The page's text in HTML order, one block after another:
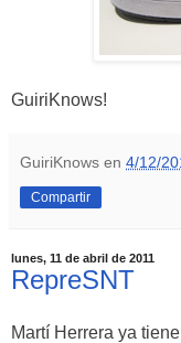
GuiriKnows!
GuiriKnows en 4/12/
Compartir
lunes, 11 de abril de 2011
RepreSNT
Martí Herrera ya